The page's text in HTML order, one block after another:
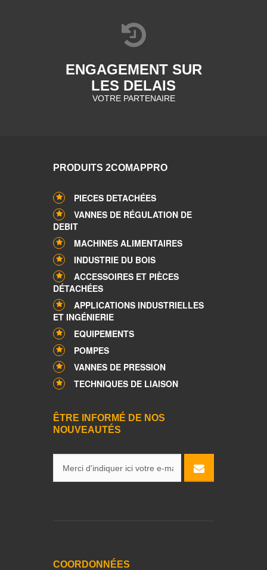
ENGAGEMENT SUR
LES DELAIS
VOTRE PARTENAIRE
PRODUITS 2COMAPPRO
PIECES DETACHÉES
VANNES DE RÉGULATION DE
DEBIT
MACHINES ALIMENTAIRES
INDUSTRIE DU BOIS
ACCESSOIRES ET PIÈCES
DÉTACHÉES
APPLICATIONS INDUSTRIELLES
ET INGÉNIERIE
EQUIPEMENTS
POMPES
VANNES DE PRESSION
TECHNIQUES DE LIAISON
ÊTRE INFORMÉ DE NOS
NOUVEAUTÉS
COORDONNÉES